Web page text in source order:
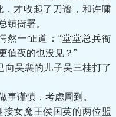
才收起了刀谱，和许啸
镇衙署。
一怔道：“堂堂总兵衙
值夜的也没见？”
吴襄的儿子吴三桂打了
谨慎，考虑周到。
女魔王侯国英的两位盟